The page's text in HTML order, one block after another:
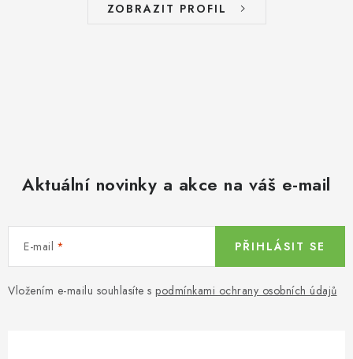
ZOBRAZIT PROFIL
Aktuální novinky a akce na váš e-mail
E-mail
Vložením e-mailu souhlasíte s podmínkami ochrany osobních údajů
PŘIHLÁSIT SE